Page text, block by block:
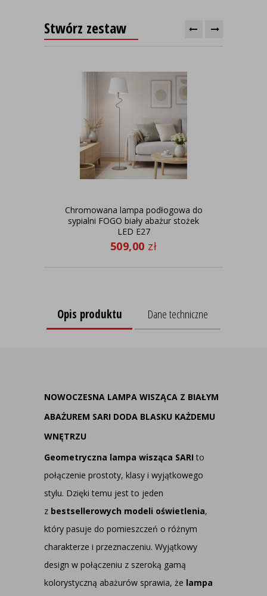
Stwórz zestaw
Chromowana lampa podłogowa do
sypialni FOGO biały abażur stożek
LED E27
509,00 zł
Opis produktu Dane techniczne
NOWOCZESNA LAMPA WISZĄCA Z BIAŁYM
ABAŻUREM SARI DODA BLASKU KAŻDEMU
WNĘTRZU
Geometryczna lampa wisząca SARIto
połączenie prostoty, klasy i wyjątkowego
stylu. Dzięki temu jest to jeden
z bestsellerowych modeli oświetlenia,
który pasuje do pomieszczeń o różnym
charakterze i przeznaczeniu. Wyjątkowy
design w połączeniu z szeroką gamą
kolorystyczną abażurów sprawia, że lampa